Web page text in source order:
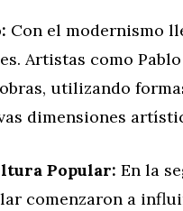
Con el modernismo
Artistas como
utilizando
dimensiones
Popular: En la
comenzaron a